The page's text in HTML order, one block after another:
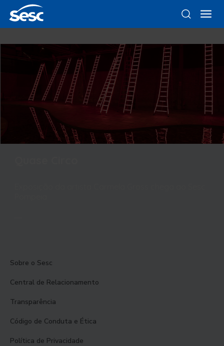
Sobre o Sesc
Central de Relacionamento
Transparência
Código de Conduta e Ética
Política de Privacidade